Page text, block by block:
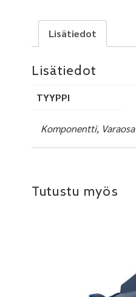
Lisätiedot
Lisätiedot
TYYPPI
Komponentti, Varaosa
Tutustu myös